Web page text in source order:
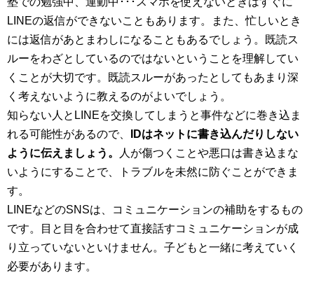
LINEの返信ができないこともあります。また、忙しいとき
には返信があとまわしになることもあるでしょう。既読ス
ルーをわざとしているのではないということを理解してい
くことが大切です。既読スルーがあったとしてもあまり深
く考えないように教えるのがよいでしょう。
知らない人とLINEを交換してしまうと事件などに巻き込ま
れる可能性があるので、
IDはネットに書き込んだりしない
ように伝えましょう。
人が傷つくことや悪口は書き込まな
いようにすることで、トラブルを未然に防ぐことができま
す。
LINEなどのSNSは、コミュニケーションの補助をするもの
です。目と目を合わせて直接話すコミュニケーションが成
り立っていないといけません。子どもと一緒に考えていく
必要があります。